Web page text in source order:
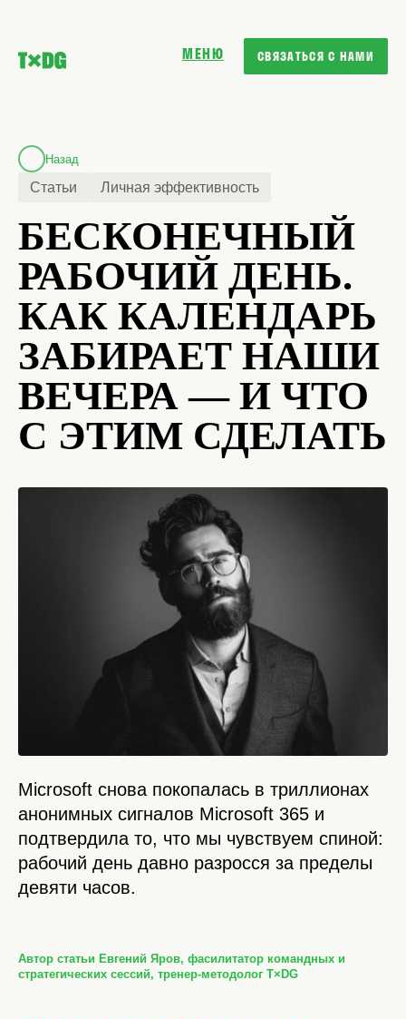
МЕНЮ СВЯЗАТЬСЯ С НАМИ
Назад
Статьи Личная эффективность
БЕСКОНЕЧНЫЙ
РАБОЧИЙ ДЕНЬ.
КАК КАЛЕНДАРЬ
ЗАБИРАЕТ НАШИ
ВЕЧЕРА — И ЧТО
С ЭТИМ СДЕЛАТЬ
Microsoft снова покопалась в триллионах
анонимных сигналов Microsoft 365 и
подтвердила то, что мы чувствуем спиной:
рабочий день давно разросся за пределы
девяти часов.
Автор статьи Евгений Яров, фасилитатор командных и
стратегических сессий, тренер-методолог T×DG